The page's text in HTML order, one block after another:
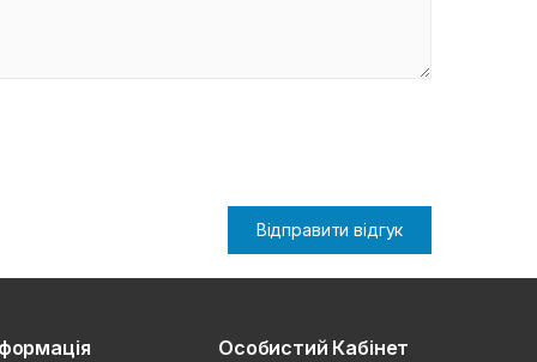
Відправити відгук
Особистий Кабінет